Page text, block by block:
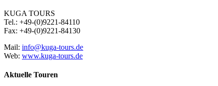
KUGA TOURS
Tel.: +49-(0)9221-84110
Fax: +49-(0)9221-84130
Mail: info@kuga-tours.de
Web: www.kuga-tours.de
Aktuelle Touren